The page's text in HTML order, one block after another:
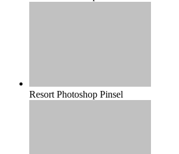
Resort Photoshop Pinsel